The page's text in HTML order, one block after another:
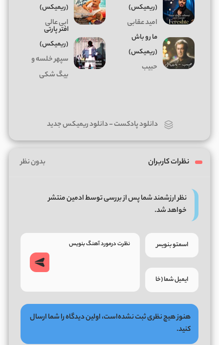
(ریمیکس)
امید عقابی
(ریمیکس)
ابی عالی
ما رو باش
(ریمیکس)
حبیب
افتر پارتی
(ریمیکس)
سپهر خلسه و
بیگ شکی
دانلود پادکست-دانلود ریمیکس جدید
نظرات کاربران بدون نظر
نظر ارزشمند شما پس از بررسی توسط ادمین منتشر
خواهد شد.
هنوز هیچ نظری ثبت نشده‌است، اولین دیدگاه را شما ارسال
کنید.